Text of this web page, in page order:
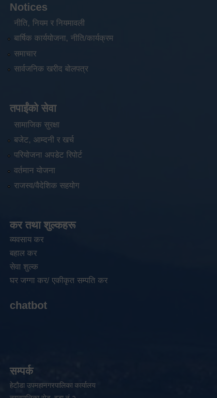
Notices
नीति, नियम र नियमावली
बार्षिक कार्ययोजना, नीति/कार्यक्रम
समाचार
सार्वजनिक खरीद बोलपत्र
तपाईंको सेवा
सामाजिक सुरक्षा
बजेट, आम्दनी र खर्च
परियोजना अपडेट रिपोर्ट
वर्तमान योजना
राजस्व/वैदेशिक सहयोग
कर तथा शुल्कहरू
व्यवसाय कर
बहाल कर
सेवा शुल्क
घर जग्गा कर/ एकीकृत सम्पति कर
chatbot
सम्पर्क
हेटौडा उपमहानगरपालिका कार्यालय